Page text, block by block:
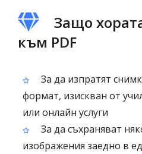
Защо
към PDF
За да изпратят
формат, изискван от
или онлайн услуги
За да съхраняват
изображения заедно в